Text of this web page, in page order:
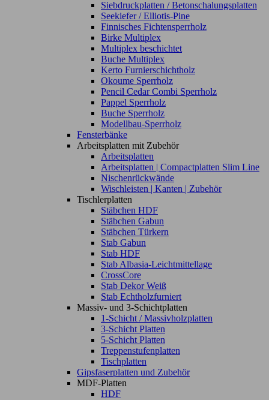
Siebdruckplatten / Betonschalungsplatten
Seekiefer / Elliotis-Pine
Finnisches Fichtensperrholz
Birke Multiplex
Multiplex beschichtet
Buche Multiplex
Kerto Furnierschichtholz
Okoume Sperrholz
Pencil Cedar Combi Sperrholz
Pappel Sperrholz
Buche Sperrholz
Modellbau-Sperrholz
Fensterbänke
Arbeitsplatten mit Zubehör
Arbeitsplatten
Arbeitsplatten | Compactplatten Slim Line
Nischenrückwände
Wischleisten | Kanten | Zubehör
Tischlerplatten
Stäbchen HDF
Stäbchen Gabun
Stäbchen Türkern
Stab Gabun
Stab HDF
Stab Albasia-Leichtmittellage
CrossCore
Stab Dekor Weiß
Stab Echtholzfurniert
Massiv- und 3-Schichtplatten
1-Schicht / Massivholzplatten
3-Schicht Platten
5-Schicht Platten
Treppenstufenplatten
Tischplatten
Gipsfaserplatten und Zubehör
MDF-Platten
HDF